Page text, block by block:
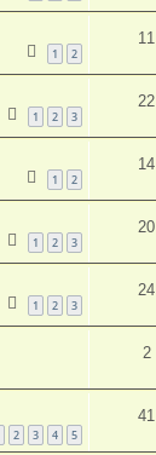
1 2
11
1 2 3
22
1 2
14
1 2 3
20
1 2 3
24
2
2 3 4 5
41